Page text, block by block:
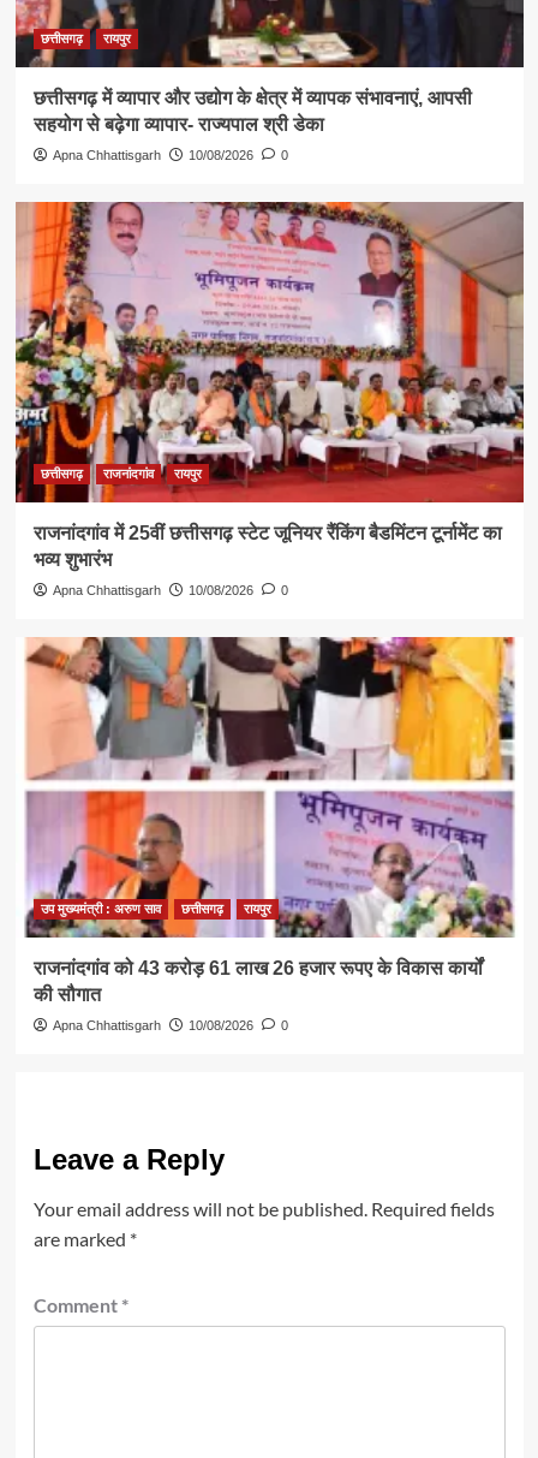
छत्तीसगढ़ रायपुर
छत्तीसगढ़ में व्यापार और उद्योग के क्षेत्र में व्यापक संभावनाएं, आपसी
सहयोग से बढ़ेगा व्यापार- राज्यपाल श्री डेका
Apna Chhattisgarh 10/08/2026 0
छत्तीसगढ़ राजनांदगांव रायपुर
राजनांदगांव में 25वीं छत्तीसगढ़ स्टेट जूनियर रैंकिंग बैडमिंटन टूर्नामेंट का
भव्य शुभारंभ
Apna Chhattisgarh 10/08/2026 0
उप मुख्यमंत्री : अरुण साव छत्तीसगढ़ रायपुर
राजनांदगांव को 43 करोड़ 61 लाख 26 हजार रूपए के विकास कार्यों
की सौगात
Apna Chhattisgarh 10/08/2026 0
Leave a Reply
Your email address will not be published. Required fields
are marked *
Comment *